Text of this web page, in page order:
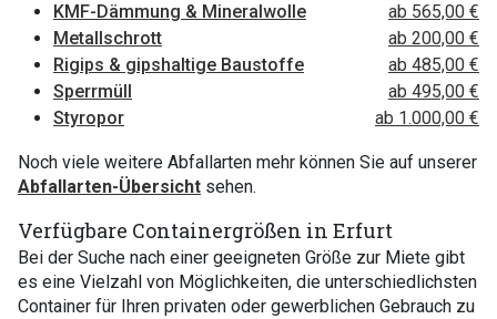
KMF-Dämmung & Mineralwolle
ab 565,00 €
Metallschrott
ab 200,00 €
Rigips & gipshaltige Baustoffe
ab 485,00 €
Sperrmüll
ab 495,00 €
Styropor
ab 1.000,00 €
Noch viele weitere Abfallarten mehr können Sie auf unserer
Abfallarten-Übersicht sehen.
Verfügbare Containergrößen in Erfurt
Bei der Suche nach einer geeigneten Größe zur Miete gibt
es eine Vielzahl von Möglichkeiten, die unterschiedlichsten
Container für Ihren privaten oder gewerblichen Gebrauch zu